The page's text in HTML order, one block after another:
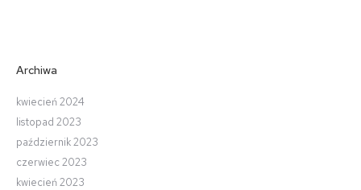
Archiwa
kwiecień 2024
listopad 2023
październik 2023
czerwiec 2023
kwiecień 2023